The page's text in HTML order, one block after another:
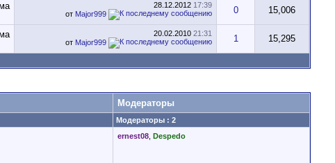
28.12.2012 17:39
от Major999 0 15,006
20.02.2010 21:31
от Major999 1 15,295
Модераторы
Модераторы : 2
ernest08 Despedo